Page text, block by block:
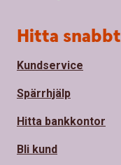
Sidfot
Hitta snabbt
Kundservice
Spärrhjälp
Hitta bankkontor
Bli kund